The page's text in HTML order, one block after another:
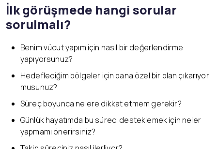
İlk görüşmede hangi sorular
sorulmalı?
Benim vücut yapım için nasıl bir değerlendirme
yapıyorsunuz?
Hedeflediğim bölgeler için bana özel bir plan çıkarıyor
musunuz?
Süreç boyunca nelere dikkat etmem gerekir?
Günlük hayatımda bu süreci desteklemek için neler
yapmamı önerirsiniz?